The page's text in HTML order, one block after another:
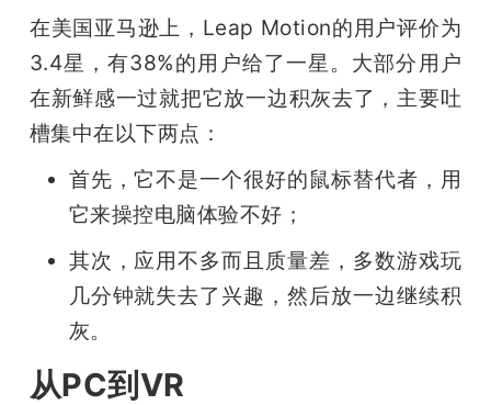
在美国亚马逊上，Leap Motion的用户评价为
3.4星，有38%的用户给了一星。大部分用户
在新鲜感一过就把它放一边积灰去了，主要吐
槽集中在以下两点：
首先，它不是一个很好的鼠标替代者，用
它来操控电脑体验不好；
其次，应用不多而且质量差，多数游戏玩
几分钟就失去了兴趣，然后放一边继续积
灰。
从PC到VR